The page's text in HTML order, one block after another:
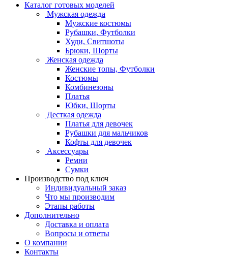
Каталог готовых моделей
Мужская одежда
Мужские костюмы
Рубашки, Футболки
Худи, Свитшоты
Брюки, Шорты
Женская одежда
Женские топы, Футболки
Костюмы
Комбинезоны
Платья
Юбки, Шорты
Десткая одежда
Платья для девочек
Рубашки для мальчиков
Кофты для девочек
Аксессуары
Ремни
Сумки
Производство под ключ
Индивидуальный заказ
Что мы производим
Этапы работы
Дополнительно
Доставка и оплата
Вопросы и ответы
О компании
Контакты